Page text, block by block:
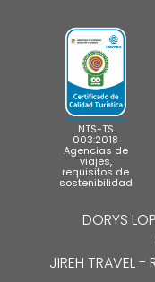
NTS-TS
003:2018
Agencias de
viajes,
requisitos de
sostenibilidad
DORYS
JIREH